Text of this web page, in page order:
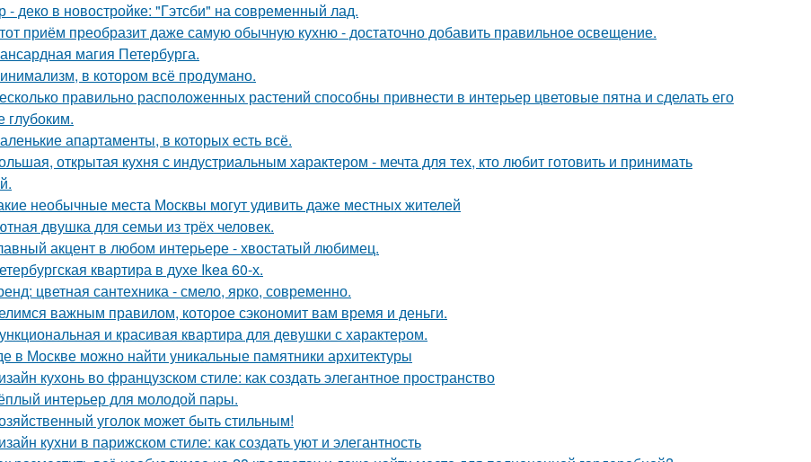
- деко в новостройке: "Гэтсби" на современный лад.
приём преобразит даже самую обычную кухню - достаточно добавить правильное освещение.
магия Петербурга.
в котором всё продумано.
правильно расположенных растений способны привнести в интерьер цветовые пятна и сделать его
глубоким.
апартаменты, в которых есть всё.
открытая кухня с индустриальным характером - мечта для тех, кто любит готовить и принимать
необычные места Москвы могут удивить даже местных жителей
двушка для семьи из трёх человек.
акцент в любом интерьере - хвостатый любимец.
квартира в духе Ikea 60-х.
цветная сантехника - смело, ярко, современно.
важным правилом, которое сэкономит вам время и деньги.
и красивая квартира для девушки с характером.
в Москве можно найти уникальные памятники архитектуры
кухонь во французском стиле: как создать элегантное пространство
интерьер для молодой пары.
уголок может быть стильным!
кухни в парижском стиле: как создать уют и элегантность